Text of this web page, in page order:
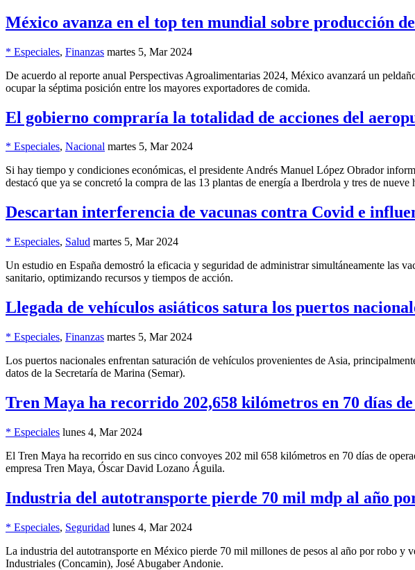
México avanza en el top ten mundial sobre producción
* Especiales, Finanzas martes 5, Mar 2024
De acuerdo al reporte anual Perspectivas Agroalimentarias 2024, México avanzará un
ocupar la séptima posición entre los mayores exportadores de comida.
El gobierno compraría la totalidad de acciones del
* Especiales, Nacional martes 5, Mar 2024
Si hay tiempo y condiciones económicas, el presidente Andrés Manuel López Obrador
destacó que ya se concretó la compra de las 13 plantas de energía a Iberdrola y tres de nueve
Descartan interferencia de vacunas contra Covid e
* Especiales, Salud martes 5, Mar 2024
Un estudio en España demostró la eficacia y seguridad de administrar simultáneamente las
sanitario, optimizando recursos y tiempos de acción.
Llegada de vehículos asiáticos satura los puertos
* Especiales, Finanzas martes 5, Mar 2024
Los puertos nacionales enfrentan saturación de vehículos provenientes de Asia,
datos de la Secretaría de Marina (Semar).
Tren Maya ha recorrido 202,658 kilómetros en 70 días
* Especiales lunes 4, Mar 2024
El Tren Maya ha recorrido en sus cinco convoyes 202 mil 658 kilómetros en 70 días de
empresa Tren Maya, Óscar David Lozano Águila.
Industria del autotransporte pierde 70 mil mdp al año
* Especiales, Seguridad lunes 4, Mar 2024
La industria del autotransporte en México pierde 70 mil millones de pesos al año por robo y
Industriales (Concamin), José Abugaber Andonie.